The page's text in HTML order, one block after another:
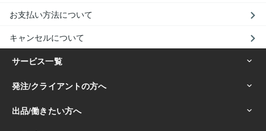
お支払い方法について
キャンセルについて